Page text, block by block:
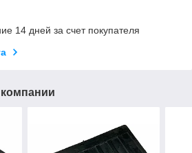
14 дней за счет покупателя